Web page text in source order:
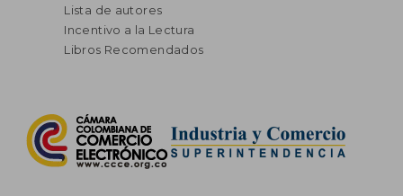
Lista de autores
Incentivo a la Lectura
Libros Recomendados